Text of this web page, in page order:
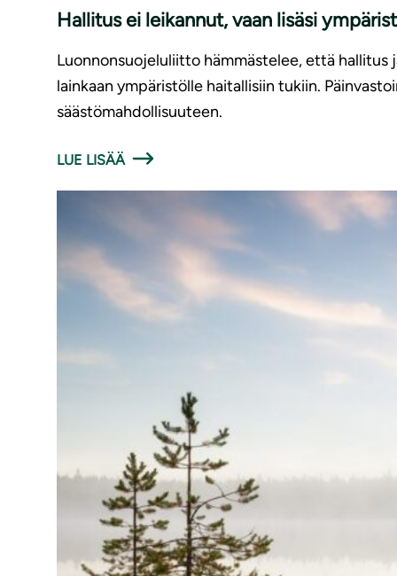
Hallitus ei leikannut, vaan lisäsi
Luonnonsuojeluliitto hämmästelee, että
lainkaan ympäristölle haitallisiin tukiin.
säästömahdollisuuteen.
LUE LISÄÄ